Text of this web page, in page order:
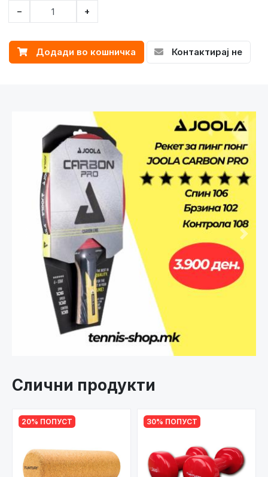
− +
Додади во кошничка Контактирај не
Претходно
Слични продукти
20% ПОПУСТ 30% ПОПУСТ